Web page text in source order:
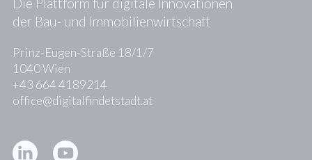
der Bau- und Immobilienwirtschaft
Prinz-Eugen-Straße 18/1/7
1040 Wien
+43 664 4189214
office@digitalfindetstadt.at